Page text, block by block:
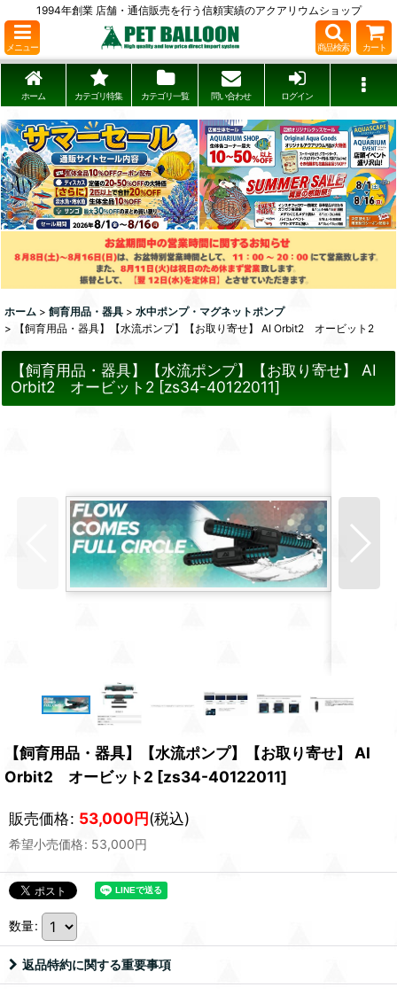
1994年創業 店舗・通信販売を行う信頼実績のアクアリウムショップ
メニュー 商品検索 カート
ホーム カテゴリ特集 カテゴリ一覧 問い合わせ ログイン
ホーム > 飼育用品・器具 > 水中ポンプ・マグネットポンプ
>
【飼育用品・器具】【水流ポンプ】【お取り寄せ】 AI Orbit2 オービット2
【飼育用品・器具】【水流ポンプ】【お取り寄せ】 AI
Orbit2 オービット2 [zs34-40122011]
【飼育用品・器具】【水流ポンプ】【お取り寄せ】 AI
Orbit2 オービット2 [zs34-40122011]
販売価格: 53,000円(税込)
希望小売価格: 53,000円
数量:
返品特約に関する重要事項